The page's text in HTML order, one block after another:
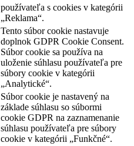
používateľa s cookies v kategórii
„Reklama“.
Tento súbor cookie nastavuje
doplnok GDPR Cookie Consent.
Súbor cookie sa používa na
uloženie súhlasu používateľa pre
súbory cookie v kategórii
„Analytické“.
Súbor cookie je nastavený na
základe súhlasu so súbormi
cookie GDPR na zaznamenanie
súhlasu používateľa pre súbory
cookie v kategórii „Funkčné“.